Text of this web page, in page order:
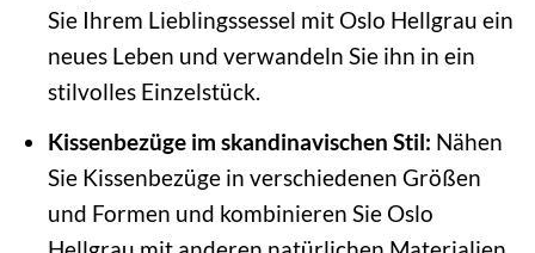
Sie Ihrem Lieblingssessel mit Oslo Hellgrau ein
neues Leben und verwandeln Sie ihn in ein
stilvolles Einzelstück.
Kissenbezüge im skandinavischen Stil: Nähen
Sie Kissenbezüge in verschiedenen Größen
und Formen und kombinieren Sie Oslo